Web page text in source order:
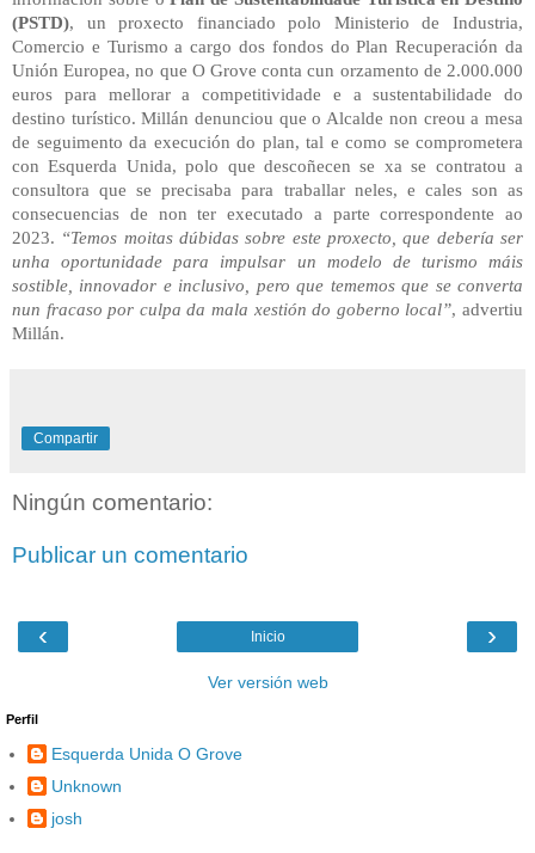
(PSTD), un proxecto financiado polo Ministerio de Industria,
Comercio e Turismo a cargo dos fondos do Plan Recuperación da
Unión Europea, no que O Grove conta cun orzamento de 2.000.000
euros para mellorar a competitividade e a sustentabilidade do
destino turístico. Millán denunciou que o Alcalde non creou a mesa
de seguimento da execución do plan, tal e como se comprometera
con Esquerda Unida, polo que descoñecen se xa se contratou a
consultora que se precisaba para traballar neles, e cales son as
consecuencias de non ter executado a parte correspondente ao
2023. “Temos moitas dúbidas sobre este proxecto, que debería ser
unha oportunidade para impulsar un modelo de turismo máis
sostible, innovador e inclusivo, pero que tememos que se converta
nun fracaso por culpa da mala xestión do goberno local”, advertiu
Millán.
Compartir
Ningún comentario:
Publicar un comentario
‹ ›
Inicio
Ver versión web
Perfil
Esquerda Unida O Grove
Unknown
josh